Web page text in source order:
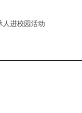
人进校园活动